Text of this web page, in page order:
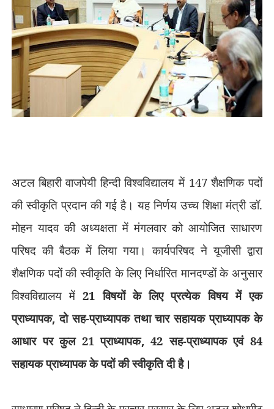
अटल बिहारी वाजपेयी हिन्दी विश्वविद्यालय में 147 शैक्षणिक पदों
की स्वीकृति प्रदान की गई है। यह निर्णय उच्च शिक्षा मंत्री डॉ.
मोहन यादव की अध्यक्षता में मंगलवार को आयोजित साधारण
परिषद की बैठक में लिया गया। कार्यपरिषद ने यूजीसी द्वारा
शैक्षणिक पदों की स्वीकृति के लिए निर्धारित मानदण्डों के अनुसार
विश्वविद्यालय में21 विषयों के लिए प्रत्येक विषय में एक
प्राध्यापक,दो सह-प्राध्यापक तथा चार सहायक प्राध्यापक के
आधार पर कुल 21 प्राध्यापक,42 सह-प्राध्यापक एवं 84
सहायक प्राध्यापक के पदों की स्वीकृति दी है।